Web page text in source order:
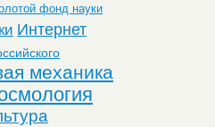
фонд науки
Интернет
механика